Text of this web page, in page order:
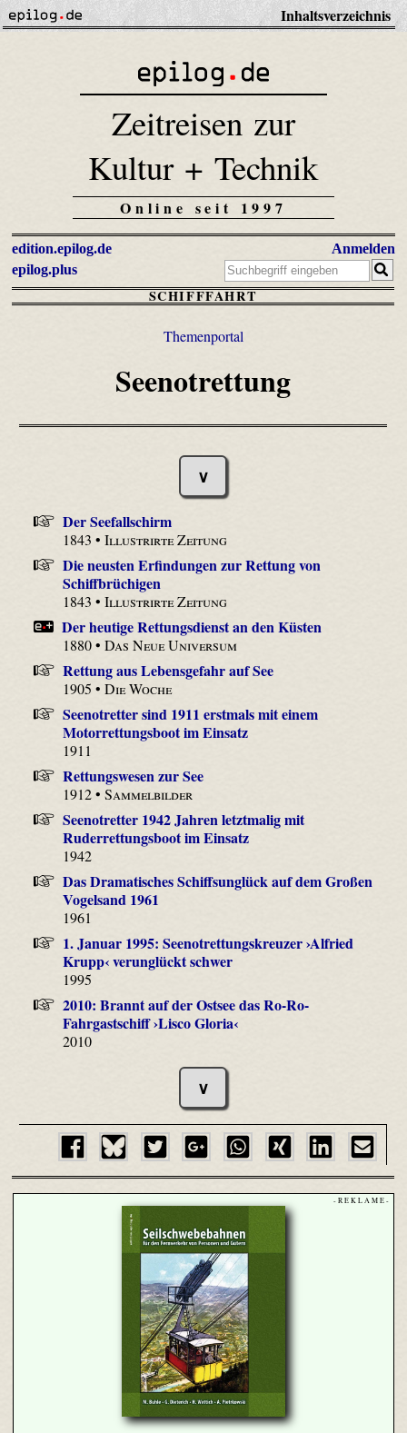
Inhaltsverzeichnis
Zeitreisen zur
Kultur + Technik
Online seit 1997
edition.epilog.de
epilog.plus
Anmelden
SCHIFFFAHRT
Themenportal
Seenotrettung
∨
Der Seefallschirm
1843 •Illustrirte Zeitung
Die neusten Erfindungen zur Rettung von
Schiffbrüchigen
1843 •Illustrirte Zeitung
Der heutige Rettungsdienst an den Küsten
1880 •Das Neue Universum
Rettung aus Lebensgefahr auf See
1905 •Die Woche
Seenotretter sind 1911 erstmals mit einem
Motorrettungsboot im Einsatz
1911
Rettungswesen zur See
1912 •Sammelbilder
Seenotretter 1942 Jahren letztmalig mit
Ruderrettungsboot im Einsatz
1942
Das Dramatisches Schiffsunglück auf dem Großen
Vogelsand 1961
1961
1. Januar 1995: Seenotrettungskreuzer ›Alfried
Krupp‹ verunglückt schwer
1995
2010: Brannt auf der Ostsee das Ro-Ro-
Fahrgastschiff ›Lisco Gloria‹
2010
∨
- R E K L A M E -